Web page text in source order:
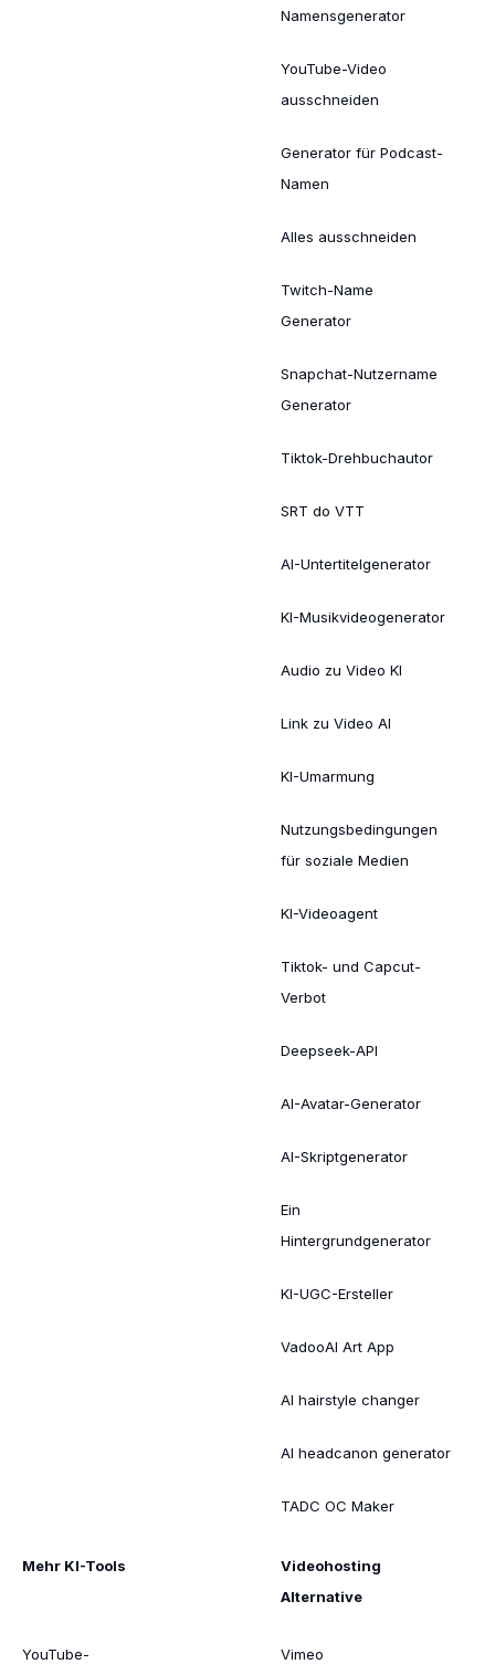
Namensgenerator
YouTube-Video
ausschneiden
Generator für Podcast-
Namen
Alles ausschneiden
Twitch-Name
Generator
Snapchat-Nutzername
Generator
Tiktok-Drehbuchautor
SRT do VTT
AI-Untertitelgenerator
KI-Musikvideogenerator
Audio zu Video KI
Link zu Video AI
KI-Umarmung
Nutzungsbedingungen
für soziale Medien
KI-Videoagent
Tiktok- und Capcut-
Verbot
Deepseek-API
AI-Avatar-Generator
AI-Skriptgenerator
Ein
Hintergrundgenerator
KI-UGC-Ersteller
VadooAI Art App
AI hairstyle changer
AI headcanon generator
TADC OC Maker
Mehr KI-Tools
YouTube-
Videohosting
Alternative
Vimeo